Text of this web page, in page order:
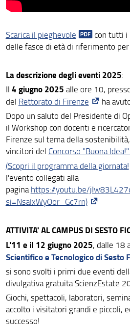
Scarica il pieghevole
con tutti i
delle fasce di età di riferimento
La descrizione degli eventi 2025:
Il 4 giugno 2025 alle ore 10,
del Rettorato di Firenze ha
Dopo un saluto del Presidente di
il Workshop con docenti e
Firenze sul tema della
vincitori del Concorso "Buona
(Scopri il programma della giornata!
l'evento collegati alla
paginahttps://youtu.be/
si=NsalxWyOor_Gc7rn)
ATTIVITA' AL CAMPUS DI SESTO
L'11 e il 12 giugno 2025, dalle 18
Scientifico e Tecnologico di Sesto
si sono svolti i primi due eventi
divulgativa gratuita ScienzEstate
Giochi, spettacoli, laboratori,
accolto i visitatori grandi e piccoli,
successo!